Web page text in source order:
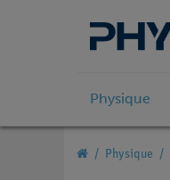
Physique
Physique